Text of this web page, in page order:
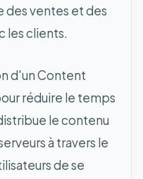
des ventes et des
les clients.
d'un Content
réduire le temps
le contenu
à travers le
de se